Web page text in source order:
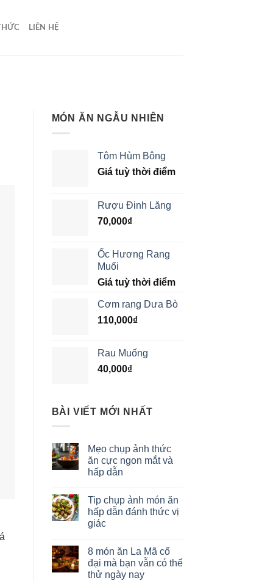
LIÊN HỆ
MÓN ĂN NGẪU NHIÊN
Tôm Hùm Bông
Giá tuỳ thời điểm
Rượu Đinh Lăng
70,000₫
Ốc Hương Rang
Muối
Giá tuỳ thời điểm
Cơm rang Dưa Bò
110,000₫
Rau Muống
40,000₫
BÀI VIẾT MỚI NHẤT
Mẹo chụp ảnh thức
ăn cực ngon mắt và
hấp dẫn
Tip chụp ảnh món ăn
hấp dẫn đánh thức vị
giác
8 món ăn La Mã cổ
đại mà bạn vẫn có thể
thử ngày nay